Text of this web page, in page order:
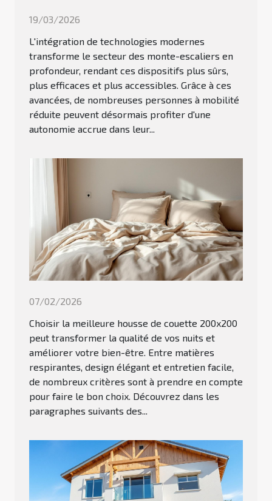
19/03/2026
L'intégration de technologies modernes
transforme le secteur des monte-escaliers en
profondeur, rendant ces dispositifs plus sûrs,
plus efficaces et plus accessibles. Grâce à ces
avancées, de nombreuses personnes à mobilité
réduite peuvent désormais profiter d'une
autonomie accrue dans leur...
07/02/2026
Choisir la meilleure housse de couette 200x200
peut transformer la qualité de vos nuits et
améliorer votre bien-être. Entre matières
respirantes, design élégant et entretien facile,
de nombreux critères sont à prendre en compte
pour faire le bon choix. Découvrez dans les
paragraphes suivants des...